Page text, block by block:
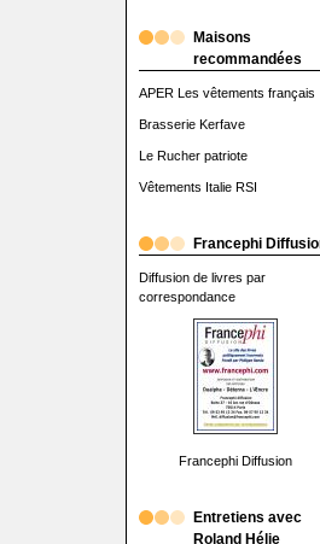
Maisons
recommandées
APER Les vêtements français
Brasserie Kerfave
Le Rucher patriote
Vêtements Italie RSI
Francephi
Diffusion de livres par
correspondance
Francephi Diffusion
Entretiens avec
Roland Hélie